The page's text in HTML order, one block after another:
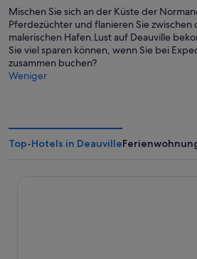
Mischen Sie sich an der Küste der
Pferdezüchter und flanieren Sie zwischen
malerischen Hafen.Lust auf Deauville
Sie viel sparen können, wenn Sie bei
zusammen buchen?
Weniger
Top-Hotels in Deauville